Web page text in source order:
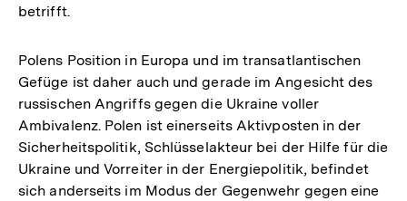
betrifft.
Polens Position in Europa und im transatlantischen
Gefüge ist daher auch und gerade im Angesicht des
russischen Angriffs gegen die Ukraine voller
Ambivalenz. Polen ist einerseits Aktivposten in der
Sicherheitspolitik, Schlüsselakteur bei der Hilfe für die
Ukraine und Vorreiter in der Energiepolitik, befindet
sich anderseits im Modus der Gegenwehr gegen eine